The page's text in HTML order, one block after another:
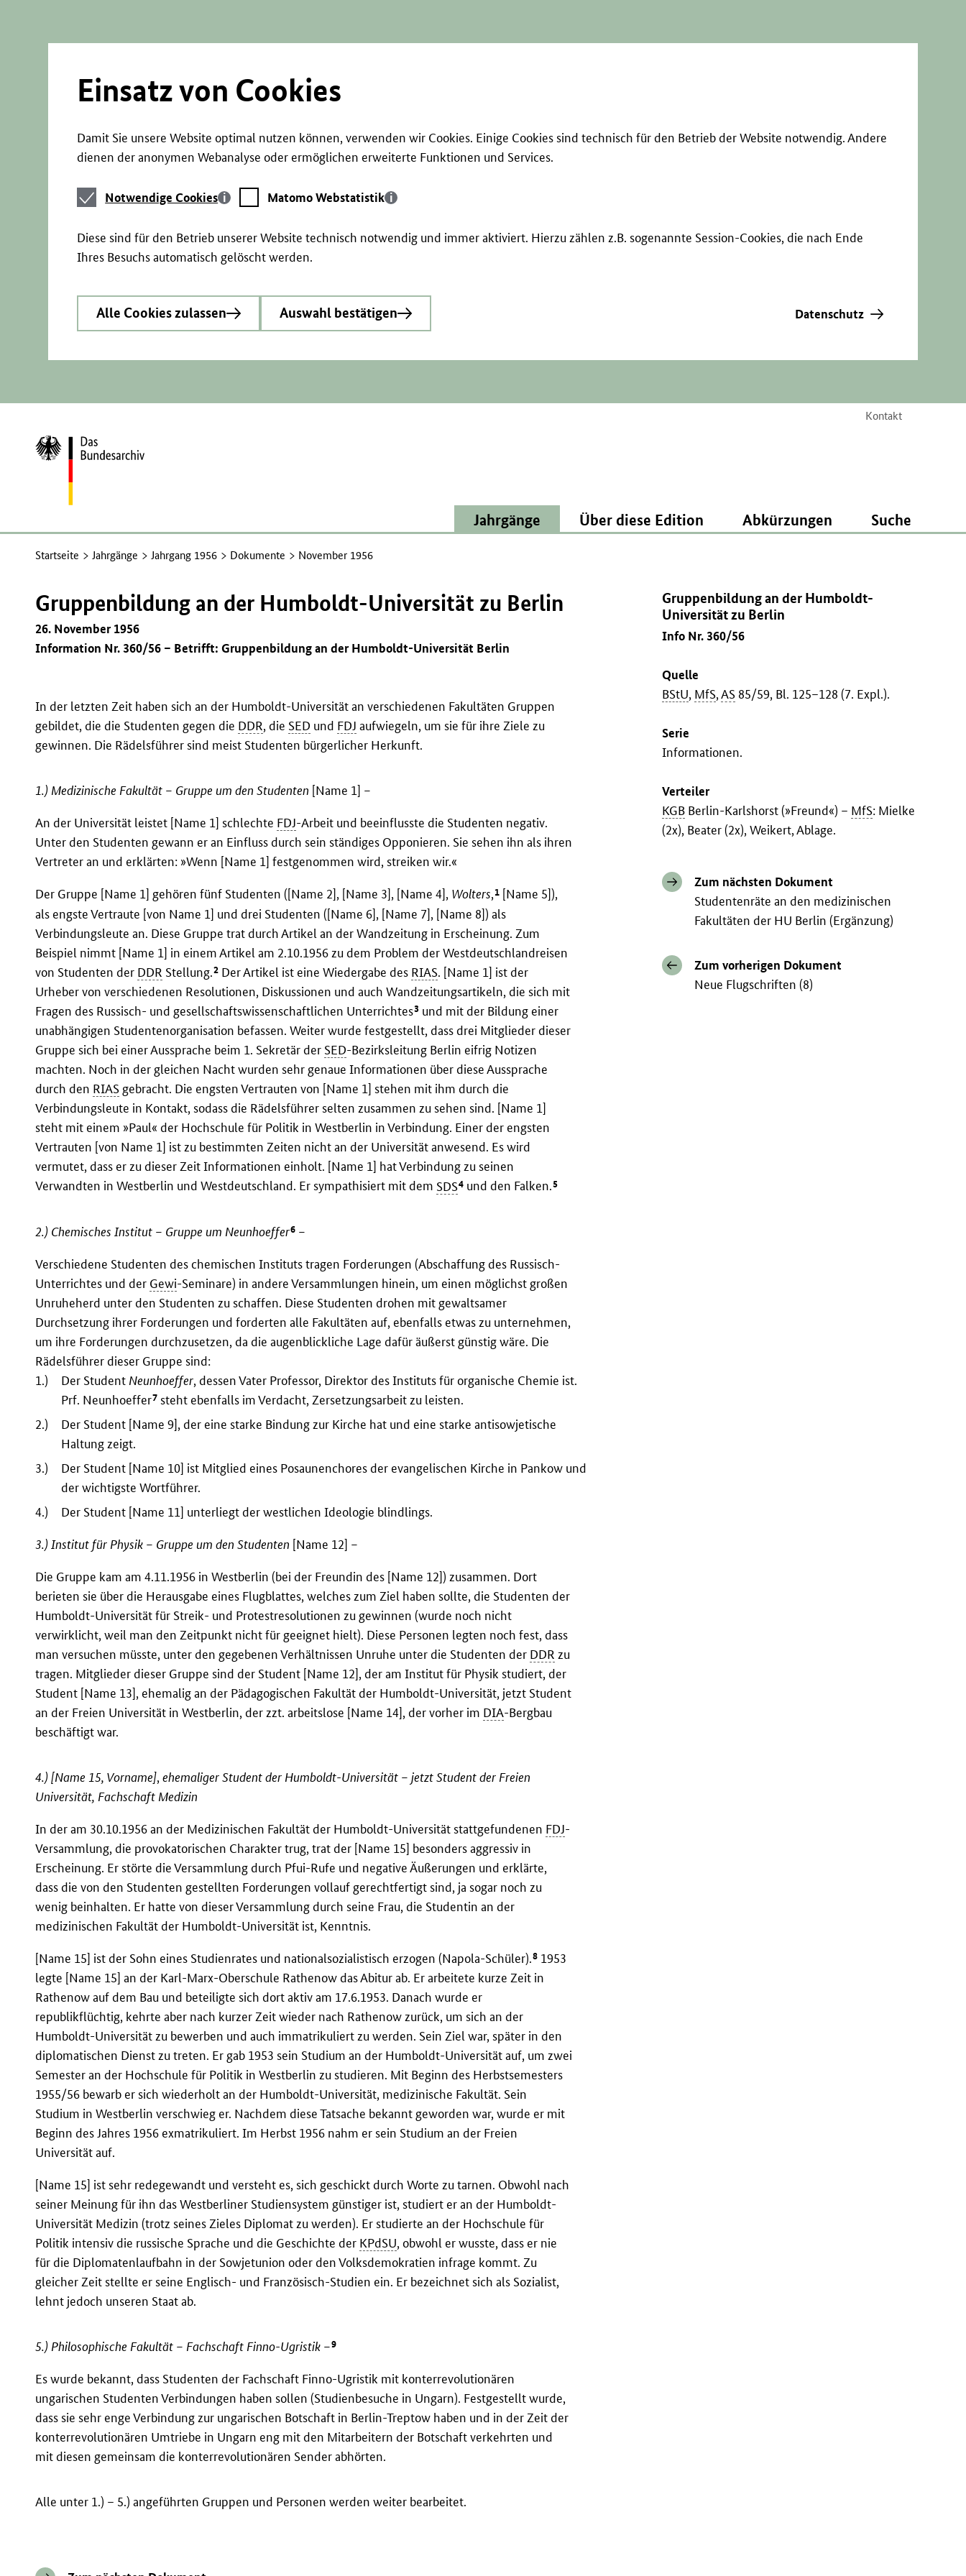
Einsatz von Cookies
Damit Sie unsere Website optimal nutzen können, verwenden wir Cookies. Einige Cookies sind technisch für den Betrieb der Website notwendig. Andere
dienen der anonymen Webanalyse oder ermöglichen erweiterte Funktionen und Services.
Notwendige
Cookies
Notwendige Cookies
Matomo
Webstatistik
Matomo Webstatistik
Diese sind für den Betrieb unserer Website technisch notwendig und immer aktiviert. Hierzu zählen z.B. sogenannte Session-Cookies, die nach Ende
Ihres Besuchs automatisch gelöscht werden.
Alle Cookies zulassen Auswahl bestätigen Datenschutz
Kontakt
Zur
Startseite
Jahrgänge Über diese Edition Abkürzungen Suche
Startseite Jahrgänge Jahrgang 1956 Dokumente November 1956
Gruppenbildung an der Humboldt-
Universität zu Berlin
Info Nr. 360/56
Quelle
BStU, MfS,AS 85/59, Bl. 125–128 (7. Expl.).
Serie
Informationen.
Verteiler
KGB Berlin-Karlshorst (»Freund«) – MfS: Mielke
(2x), Beater (2x), Weikert, Ablage.
Zum nächsten Dokument
Studentenräte an den medizinischen
Fakultäten der HU Berlin (Ergänzung)
Zum vorherigen Dokument
Neue Flugschriften (8)
Gruppenbildung an der Humboldt-Universität zu Berlin
26. November 1956
Information Nr. 360/56 – Betrifft: Gruppenbildung an der Humboldt-Universität Berlin
In der letzten Zeit haben sich an der Humboldt-Universität an verschiedenen Fakultäten Gruppen
gebildet, die die Studenten gegen die DDR, die SED und FDJ aufwiegeln, um sie für ihre Ziele zu
gewinnen. Die Rädelsführer sind meist Studenten bürgerlicher Herkunft.
1.) Medizinische Fakultät – Gruppe um den Studenten [Name 1] –
An der Universität leistet [Name 1] schlechte FDJ-Arbeit und beeinflusste die Studenten negativ.
Unter den Studenten gewann er an Einfluss durch sein ständiges Opponieren. Sie sehen ihn als ihren
Vertreter an und erklärten: »Wenn [Name 1] festgenommen wird, streiken wir.«
Der Gruppe [Name 1] gehören fünf Studenten ([Name 2], [Name 3], [Name 4], Wolters,1 [Name 5]),
als engste Vertraute [von Name 1] und drei Studenten ([Name 6], [Name 7], [Name 8]) als
Verbindungsleute an. Diese Gruppe trat durch Artikel an der Wandzeitung in Erscheinung. Zum
Beispiel nimmt [Name 1] in einem Artikel am 2.10.1956 zu dem Problem der Westdeutschlandreisen
von Studenten der DDR Stellung.2 Der Artikel ist eine Wiedergabe des RIAS. [Name 1] ist der
Urheber von verschiedenen Resolutionen, Diskussionen und auch Wandzeitungsartikeln, die sich mit
Fragen des Russisch- und gesellschaftswissenschaftlichen Unterrichtes3 und mit der Bildung einer
unabhängigen Studentenorganisation befassen. Weiter wurde festgestellt, dass drei Mitglieder dieser
Gruppe sich bei einer Aussprache beim 1. Sekretär der SED-Bezirksleitung Berlin eifrig Notizen
machten. Noch in der gleichen Nacht wurden sehr genaue Informationen über diese Aussprache
durch den RIAS gebracht. Die engsten Vertrauten von [Name 1] stehen mit ihm durch die
Verbindungsleute in Kontakt, sodass die Rädelsführer selten zusammen zu sehen sind. [Name 1]
steht mit einem »Paul« der Hochschule für Politik in Westberlin in Verbindung. Einer der engsten
Vertrauten [von Name 1] ist zu bestimmten Zeiten nicht an der Universität anwesend. Es wird
vermutet, dass er zu dieser Zeit Informationen einholt. [Name 1] hat Verbindung zu seinen
Verwandten in Westberlin und Westdeutschland. Er sympathisiert mit dem SDS4 und den Falken.5
2.) Chemisches Institut – Gruppe um Neunhoeffer6 –
Verschiedene Studenten des chemischen Instituts tragen Forderungen (Abschaffung des Russisch-
Unterrichtes und der Gewi-Seminare) in andere Versammlungen hinein, um einen möglichst großen
Unruheherd unter den Studenten zu schaffen. Diese Studenten drohen mit gewaltsamer
Durchsetzung ihrer Forderungen und forderten alle Fakultäten auf, ebenfalls etwas zu unternehmen,
um ihre Forderungen durchzusetzen, da die augenblickliche Lage dafür äußerst günstig wäre. Die
Rädelsführer dieser Gruppe sind:
1.)
Der Student Neunhoeffer, dessen Vater Professor, Direktor des Instituts für organische Chemie ist.
Prf. Neunhoeffer7 steht ebenfalls im Verdacht, Zersetzungsarbeit zu leisten.
2.)
Der Student [Name 9], der eine starke Bindung zur Kirche hat und eine starke antisowjetische
Haltung zeigt.
3.)
Der Student [Name 10] ist Mitglied eines Posaunenchores der evangelischen Kirche in Pankow und
der wichtigste Wortführer.
4.)
Der Student [Name 11] unterliegt der westlichen Ideologie blindlings.
3.) Institut für Physik – Gruppe um den Studenten [Name 12] –
Die Gruppe kam am 4.11.1956 in Westberlin (bei der Freundin des [Name 12]) zusammen. Dort
berieten sie über die Herausgabe eines Flugblattes, welches zum Ziel haben sollte, die Studenten der
Humboldt-Universität für Streik- und Protestresolutionen zu gewinnen (wurde noch nicht
verwirklicht, weil man den Zeitpunkt nicht für geeignet hielt). Diese Personen legten noch fest, dass
man versuchen müsste, unter den gegebenen Verhältnissen Unruhe unter die Studenten der DDR zu
tragen. Mitglieder dieser Gruppe sind der Student [Name 12], der am Institut für Physik studiert, der
Student [Name 13], ehemalig an der Pädagogischen Fakultät der Humboldt-Universität, jetzt Student
an der Freien Universität in Westberlin, der zzt. arbeitslose [Name 14], der vorher im DIA-Bergbau
beschäftigt war.
4.) [Name 15, Vorname],ehemaliger Student der Humboldt-Universität – jetzt Student der Freien
Universität, Fachschaft Medizin
In der am 30.10.1956 an der Medizinischen Fakultät der Humboldt-Universität stattgefundenen FDJ-
Versammlung, die provokatorischen Charakter trug, trat der [Name 15] besonders aggressiv in
Erscheinung. Er störte die Versammlung durch Pfui-Rufe und negative Äußerungen und erklärte,
dass die von den Studenten gestellten Forderungen vollauf gerechtfertigt sind, ja sogar noch zu
wenig beinhalten. Er hatte von dieser Versammlung durch seine Frau, die Studentin an der
medizinischen Fakultät der Humboldt-Universität ist, Kenntnis.
[Name 15] ist der Sohn eines Studienrates und nationalsozialistisch erzogen (Napola-Schüler).8 1953
legte [Name 15] an der Karl-Marx-Oberschule Rathenow das Abitur ab. Er arbeitete kurze Zeit in
Rathenow auf dem Bau und beteiligte sich dort aktiv am 17.6.1953. Danach wurde er
republikflüchtig, kehrte aber nach kurzer Zeit wieder nach Rathenow zurück, um sich an der
Humboldt-Universität zu bewerben und auch immatrikuliert zu werden. Sein Ziel war, später in den
diplomatischen Dienst zu treten. Er gab 1953 sein Studium an der Humboldt-Universität auf, um zwei
Semester an der Hochschule für Politik in Westberlin zu studieren. Mit Beginn des Herbstsemesters
1955/56 bewarb er sich wiederholt an der Humboldt-Universität, medizinische Fakultät. Sein
Studium in Westberlin verschwieg er. Nachdem diese Tatsache bekannt geworden war, wurde er mit
Beginn des Jahres 1956 exmatrikuliert. Im Herbst 1956 nahm er sein Studium an der Freien
Universität auf.
[Name 15] ist sehr redegewandt und versteht es, sich geschickt durch Worte zu tarnen. Obwohl nach
seiner Meinung für ihn das Westberliner Studiensystem günstiger ist, studiert er an der Humboldt-
Universität Medizin (trotz seines Zieles Diplomat zu werden). Er studierte an der Hochschule für
Politik intensiv die russische Sprache und die Geschichte der KPdSU, obwohl er wusste, dass er nie
für die Diplomatenlaufbahn in der Sowjetunion oder den Volksdemokratien infrage kommt. Zu
gleicher Zeit stellte er seine Englisch- und Französisch-Studien ein. Er bezeichnet sich als Sozialist,
lehnt jedoch unseren Staat ab.
5.) Philosophische Fakultät – Fachschaft Finno-Ugristik –9
Es wurde bekannt, dass Studenten der Fachschaft Finno-Ugristik mit konterrevolutionären
ungarischen Studenten Verbindungen haben sollen (Studienbesuche in Ungarn). Festgestellt wurde,
dass sie sehr enge Verbindung zur ungarischen Botschaft in Berlin-Treptow haben und in der Zeit der
konterrevolutionären Umtriebe in Ungarn eng mit den Mitarbeitern der Botschaft verkehrten und
mit diesen gemeinsam die konterrevolutionären Sender abhörten.
Alle unter 1.) – 5.) angeführten Gruppen und Personen werden weiter bearbeitet.